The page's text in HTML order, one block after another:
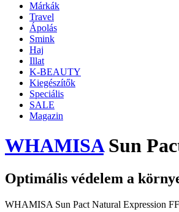
Márkák
Travel
Ápolás
Smink
Haj
Illat
K-BEAUTY
Kiegészítők
Speciális
SALE
Magazin
WHAMISASun
Optimális védelem a
WHAMISA Sun Pact Natural Expression